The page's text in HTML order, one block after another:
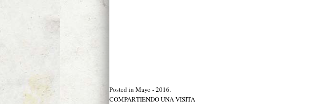
Posted in Mayo - 2016.
COMPARTIENDO UNA VISITA